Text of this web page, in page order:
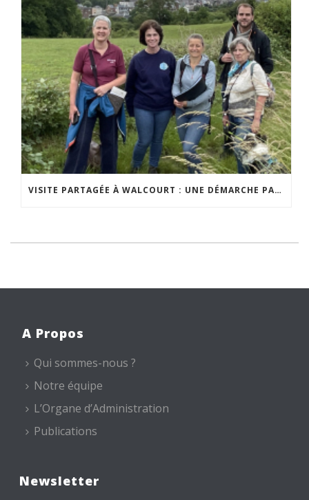
VISITE PARTAGÉE À WALCOURT : UNE DÉMARCHE PARTICIPATIVE ANIMÉE PAR ESPACE ENVIRONNEMENT
A Propos
Qui sommes-nous ?
Notre équipe
L’Organe d’Administration
Publications
Newsletter